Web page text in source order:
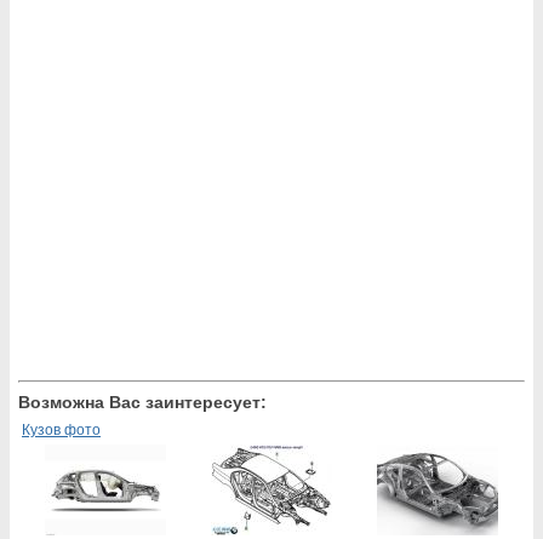
Возможна Вас заинтересует:
Кузов фото